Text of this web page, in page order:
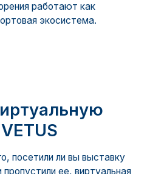
работают как
экосистема.
посетили ли вы выставку
ее, виртуальная